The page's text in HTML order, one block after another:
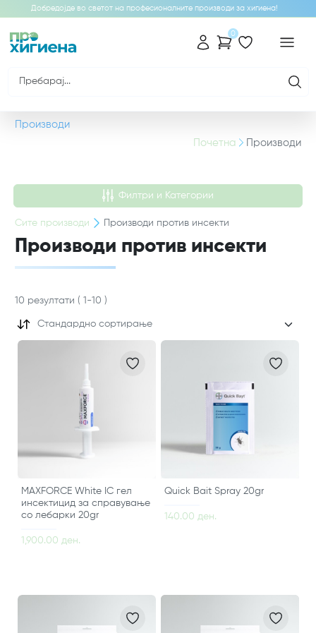
Добредојде во светот на професионалните производи за хигиена!
0
Производи
Почетна
Производи
Филтри и Категории
Сите производи Производи против инсекти
Производи против инсекти
10 резултати ( 1 -10 )
Стандардно сортирање
MAXFORCE White IC гел
инсектицид за справување
со лебарки 20gr
1,900.00 ден.
Quick Bait Spray 20gr
140.00 ден.